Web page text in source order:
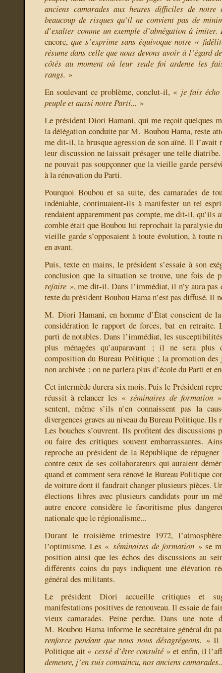
anciens camarades aux heures difficiles de
beaucoup de risques qu’il ne convient pas de
d’exalter comme un exemple d’abnégation à
encore,que s’exprime sans équivoque notre «
résume dans celle que nous devons avoir à l’égard
côtés au moment où leur seule foi ardente les
rangs. »
En soulevant ce problème, conclut-il, « je fais écho
peuple et aussi notre Parti... »
Le président Diori Hamani, qui me reçoit quelques
la délégation conduite par M. Boubou Hama, reste
me dit-il, la brusque agression de son aîné. Il l’avait
leur discussion ne laissait présager une telle
ne pouvait pas soupçonner que la vieille garde
à la rénovation du Parti.
Pourquoi Boubou et sa suite, des camarades de
indéniable, continuaient-ils à manifester un tel
rendaient apparemment pas compte, me dit-il, qu’ils
comble était que Boubou lui reprochait la paralysie
vieille garde s’opposaient à toute évolution, à toute
en avant.
Puis, texte en mains, le président s’essaie à son
conclusion que la situation se trouve, une fois de
refaire », me dit-il. Dans l’immédiat, il n’y aura
texte du président Boubou Hama n’est pas diffusé. Il
M. Diori Hamani, en homme d’État conscient de la
considération le rapport de forces, bat en retraite.
parti de notables. Dans l’immédiat, les
plus ménagées qu’auparavant ; il ne sera plus
composition du Bureau Politique ; la promotion des
non archivée ; on ne parlera plus d’école du Parti et
Cet intermède durera six mois. Puis le Président
réussit à relancer les «séminaires de formation».
sentent, même s’ils n’en connaissent pas la
divergences graves au niveau du Bureau Politique. Ils
Les bouches s’ouvrent. Ils profitent des discussions
ou faire des critiques souvent embarrassantes.
reproche au président de la République de
contre ceux de ses collaborateurs qui auraient
quand et comment sera rénové le Bureau Politique
de voiture dont il faudrait changer plusieurs pièces.
élections libres avec plusieurs candidats pour un
autre encore considère le favoritisme plus
nationale que le régionalisme...
Durant le troisième trimestre 1972,
l’optimisme. Les « séminaires de formation» se
position ainsi que les échos des discussions au
différents coins du pays indiquent une élévation
général des militants.
Le président Diori accueille critiques et
manifestations positives de renouveau. Il essaie de
vieux camarades. Peine perdue. Dans une
M. Boubou Hama informe le secrétaire général du
renforce pendant que nous nous désagrégeons. » Il
Politique ait «cessé d’être consulté» et enfin, il
demeure, j’en suis convaincu, nos anciens